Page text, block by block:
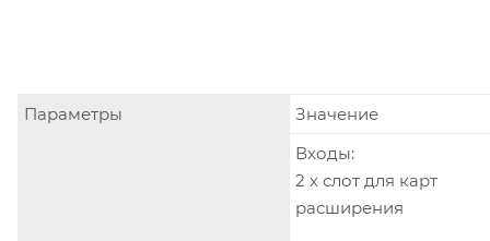
Параметры Значение
Входы:
2 х слот для карт
расширения